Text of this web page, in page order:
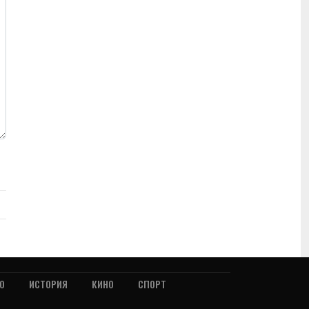
ИСТОРИЯ КИНО СПОРТ